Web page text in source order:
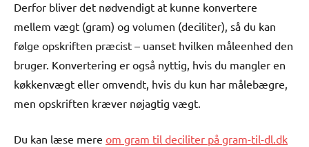
Derfor bliver det nødvendigt at kunne konvertere
mellem vægt (gram) og volumen (deciliter), så du kan
følge opskriften præcist – uanset hvilken måleenhed den
bruger. Konvertering er også nyttig, hvis du mangler en
køkkenvægt eller omvendt, hvis du kun har målebægre,
men opskriften kræver nøjagtig vægt.
Du kan læse mere om gram til deciliter på gram-til-dl.dk